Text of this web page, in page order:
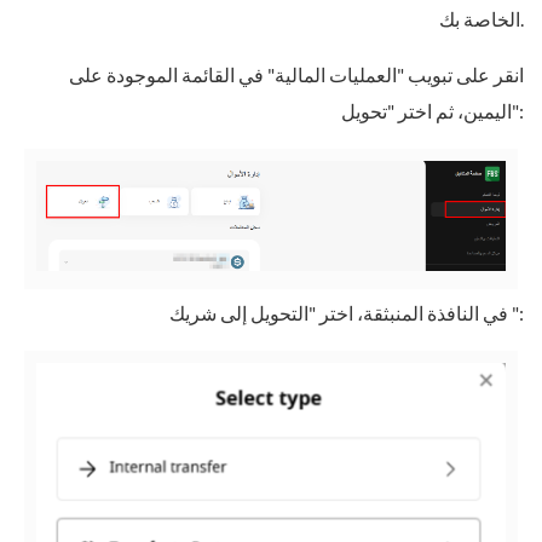
انقر على تبويب "العمليات المالية" في القائمة الموجودة على
اليمين، ثم اختر "تحويل":
في النافذة المنبثقة، اختر "التحويل إلى شريك ":